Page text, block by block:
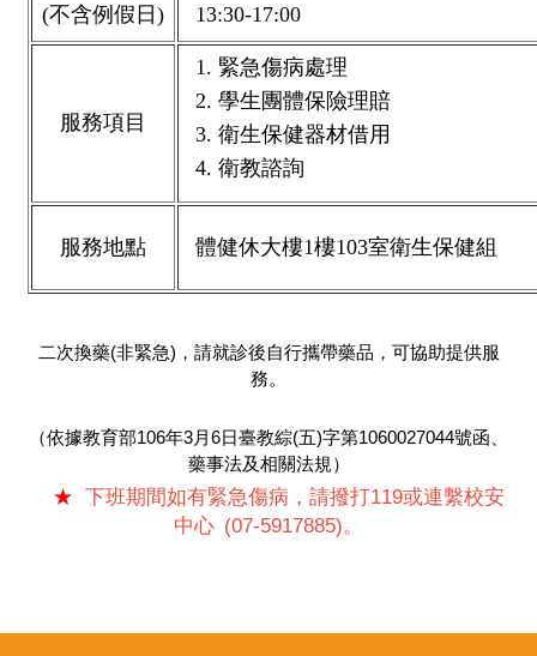
(不含例假日)
13:30-17:00
服務項目
1. 緊急傷病處理
2. 學生團體保險理賠
3. 衛生保健器材借用
4. 衛教諮詢
服務地點 體健休大樓1樓103室衛生保健組
二次換藥(非緊急)，請就診後自行攜帶藥品，可協助提供服
務。
（依據教育部106年3月6日臺教綜(五)字第1060027044號函、
藥事法及相關法規）
★ 下班期間如有緊急傷病，請撥打119或連繫校安
中心 (07-5917885)。